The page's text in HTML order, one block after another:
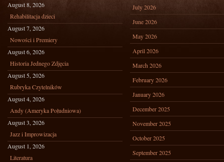
August 8, 2026
Rehabilitacja dzieci
August 7, 2026
Nowości i Premiery
August 6, 2026
Historia Jednego Zdjęcia
August 5, 2026
Rubryka Czytelników
August 4, 2026
Andy (Ameryka Południowa)
August 3, 2026
Jazz i Improwizacja
August 1, 2026
Literatura
July 2026
June 2026
May 2026
April 2026
March 2026
February 2026
January 2026
December 2025
November 2025
October 2025
September 2025